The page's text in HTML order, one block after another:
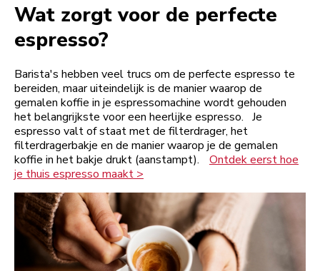
Wat zorgt voor de perfecte
espresso?
Barista's hebben veel trucs om de perfecte espresso te
bereiden, maar uiteindelijk is de manier waarop de
gemalen koffie in je espressomachine wordt gehouden
het belangrijkste voor een heerlijke espresso. Je
espresso valt of staat met de filterdrager, het
filterdragerbakje en de manier waarop je de gemalen
koffie in het bakje drukt (aanstampt). Ontdek eerst hoe
je thuis espresso maakt >